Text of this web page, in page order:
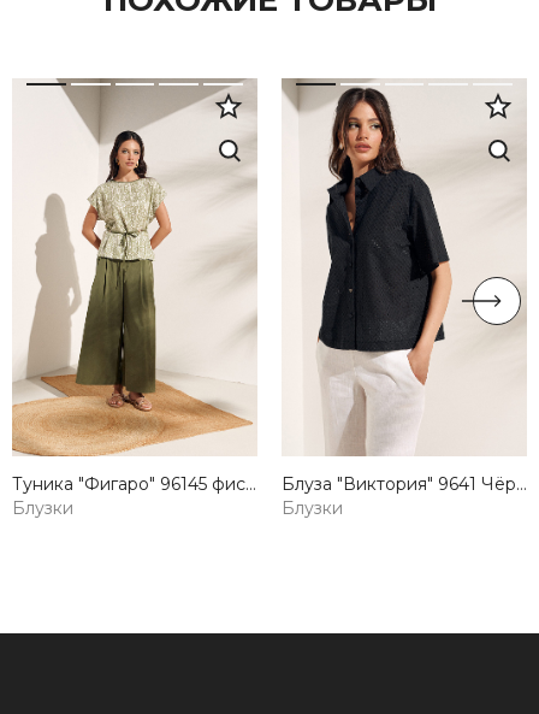
Туника "Фигаро" 96145 фисташковый оптом Lilo — купить от производителя
Блузки
Блуза "Виктория" 9641 Чёрный оптом Lilo — купить от производителя
Блузки